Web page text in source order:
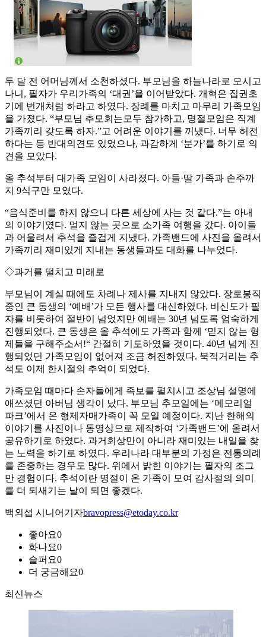
두 달 전 어머님께서 소천하셨다. 부모님을 하늘나라로 모시고
나니, 필자가 우리가족의 ‘대권’을 이어받았다. 개혁은 집권초
기에 번개처럼 하라고 하였다. 장례를 마치고 마무리 가족모임
을 가졌다. “부모님 추모회는모두 참가하고, 명절모임은 직계
가족끼리 갖도록 하자.”고 어려운 이야기를 꺼냈다. 너무 허전
하다는 등 반대의견도 있었으나, 과감하게 ‘분가’를 하기로 의
견을 모았다.
올 추석부터 대가족 모임이 사라졌다. 아들·딸 가족과 손주까
지 9식구만 모였다.
“음식준비를 하지 않으니 다른 세상에 사는 것 같다.”는 아내
의 이야기였다. 멀지 않는 곳으로 소가족 여행을 갔다. 아이들
과 어울려서 추석을 즐겁게 지냈다. 가족밴드에 사진을 올려서
가족끼리 재미있게 지내는 동생들과도 대화를 나누었다.
◇과거를 떨치고 미래로
부모님이 계실 때에도 차례나 제사를 지내지 않았다. 장로봉직
중인 큰 동생의 ‘예배’가 모든 행사를 대신하였다. 비신도가 필
자를 비롯하여 절반이 넘었지만 예배는 30년 넘도록 엄숙하게
진행되었다. 큰 동생은 올 추석에도 가족과 함께 ‘믿지 않는 형
제들을 구해주소서!“ 간절히 기도하였을 것이다. 40년 넘게 진
행되었던 가족모임이 없어져 조금 허전하였다. 북적거리는 추
석도 이제 한시절의 추억이 되었다.
가족모임 때마다 손자들에게 족보를 펼치시고 조상님 설명에
애쓰셨던 아버님 생각이 났다. 부모님 추모일에는 ‘메모리얼
파크’에서 온 형제자매가족이 꼭 모일 예정이다. 지난 한해의
이야기를 사진이나 동영상으로 제작하여 ‘가족밴드’에 올려서
공유하기로 하였다. 과거회상만이 아니라 재미있는 내일을 찾
는 노력을 하기로 하였다. 우리나라 대부분의 가정은 전통의례
를 존중하는 경우도 많다. 위에서 밝힌 이야기는 필자의 조그
만 경험이다. 추석이란 명절이 온 가족이 모여 감사절의 의미
를 더 되새기는 날이 되면 좋겠다.
백외섭 시니어기자bravopress@etoday.co.kr
좋아요0
화나요0
슬퍼요0
더 궁금해요0
최신뉴스